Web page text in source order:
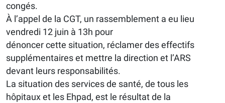
congés.
À l’appel de la CGT, un rassemblement a eu lieu
vendredi 12 juin à 13h pour
dénoncer cette situation, réclamer des effectifs
supplémentaires et mettre la direction et l’ARS
devant leurs responsabilités.
La situation des services de santé, de tous les
hôpitaux et les Ehpad, est le résultat de la